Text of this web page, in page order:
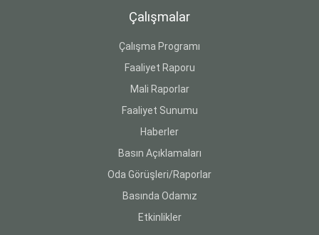
Çalışmalar
Çalışma Programı
Faaliyet Raporu
Mali Raporlar
Faaliyet Sunumu
Haberler
Basın Açıklamaları
Oda Görüşleri/Raporlar
Basında Odamız
Etkinlikler